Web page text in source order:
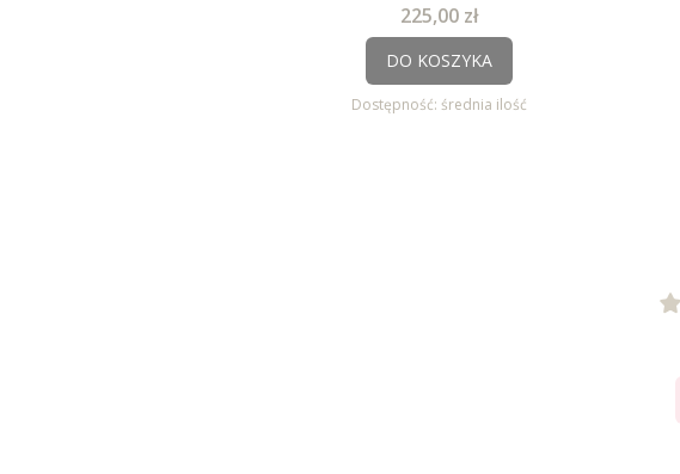
Cena
225,00 zł
DO KOSZYKA
Dostępność: średnia ilość